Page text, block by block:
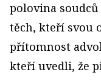
polovina
těch, kteří svou
přítomnost
kteří uvedli, že